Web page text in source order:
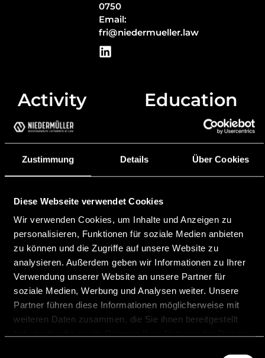
Zustimmung Details Über Cookies
Diese Webseite verwendet Cookies
Wir verwenden Cookies, um Inhalte und Anzeigen zu
personalisieren, Funktionen für soziale Medien anbieten
zu können und die Zugriffe auf unsere Website zu
analysieren. Außerdem geben wir Informationen zu Ihrer
Verwendung unserer Website an unsere Partner für
soziale Medien, Werbung und Analysen weiter. Unsere
Partner führen diese Informationen möglicherweise mit
weiteren Daten zusammen, die Sie ihnen bereitgestellt
0750
Email:
fri@niedermueller.law
Activity
Niedermüller
Attorneys at Law
2023 Attorney at
law with
Attorneys at Law,
2021 Chairman of
the Examination
Commission for the
Notary's Office in
Liechtenstein
2020 Notary in
Liechtenstein
2018 | 2022
Education
(Art. 74 f. RAG)
examination
2012 Bar exam OLG
Linz
2010 Law, Dr. iur.,
University of
Salzburg
2008 Law, Mag. iur.,
University of
Salzburg